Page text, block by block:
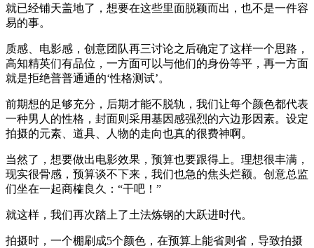
就已经铺天盖地了，想要在这些里面脱颖而出，也不是一件容
易的事。
质感、电影感，创意团队再三讨论之后确定了这样一个思路，
高知精英们有品位，一方面可以与他们的身份等平，再一方面
就是拒绝普普通通的‘性格测试’。
前期想的足够充分，后期才能不脱轨，我们让每个颜色都代表
一种男人的性格，封面则采用基因感强烈的六边形因素。设定
拍摄的元素、道具、人物的走向也真的很费神啊。
当然了，想要做出电影效果，预算也要跟得上。理想很丰满，
现实很骨感，预算谈不下来，我们也急的焦头烂额。创意总监
们坐在一起商榷良久：“干吧！”
就这样，我们再次踏上了土法炼钢的大跃进时代。
拍摄时，一个棚刷成5个颜色，在预算上能省则省，导致拍摄